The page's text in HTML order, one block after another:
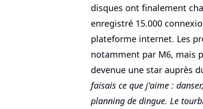
disques ont finalement
enregistré 15.000
plateforme internet. Les
notamment par M6, mais
devenue une star auprès
faisais ce que j'aime :
planning de dingue. Le